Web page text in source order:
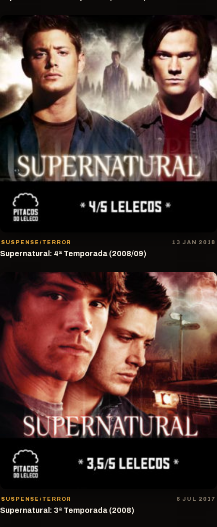
SUSPENSE/TERROR 13 JAN 2018
Supernatural: 4ª Temporada (2008/09)
SUSPENSE/TERROR 6 JUL 2017
Supernatural: 3ª Temporada (2008)